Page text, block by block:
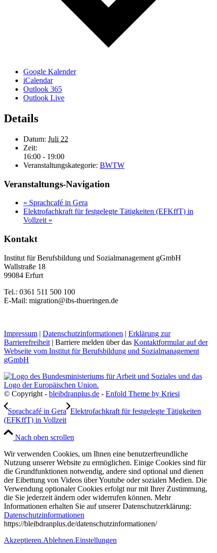
Google Kalender
iCalendar
Outlook 365
Outlook Live
Details
Datum: Juli 22
Zeit:
16:00 - 19:00
Veranstaltungskategorie: BWTW
Veranstaltungs-Navigation
« Sprachcafé in Gera
Elektrofachkraft für festgelegte Tätigkeiten (EFKffT) in
Vollzeit »
Kontakt
Institut für Berufsbildung und Sozialmanagement gGmbH
Wallstraße 18
99084 Erfurt
Tel.: 0361 511 500 100
E-Mail: migration@ibs-thueringen.de
Impressum | Datenschutzinformationen | Erklärung zur
Barrierefreiheit | Barriere melden über das Kontaktformular auf der
Webseite vom Institut für Berufsbildung und Sozialmanagement
gGmbH
© Copyright - bleibdranplus.de - Enfold Theme by Kriesi
Sprachcafé in Gera Elektrofachkraft für festgelegte Tätigkeiten
(EFKffT) in Vollzeit
Nach oben scrollen
Wir verwenden Cookies, um Ihnen eine benutzerfreundliche
Nutzung unserer Website zu ermöglichen. Einige Cookies sind für
die Grundfunktionen notwendig, andere sind optional und dienen
der Eibettung von Videos über Youtube oder sozialen Medien. Die
Verwendung optionaler Cookies erfolgt nur mit Ihrer Zustimmung,
die Sie jederzeit ändern oder widerrufen können. Mehr
Informationen erhalten Sie auf unserer Datenschutzerklärung:
Datenschutzinformationen
https://bleibdranplus.de/datenschutzinformationen/
Akzeptieren.Ablehnen.Einstellungen